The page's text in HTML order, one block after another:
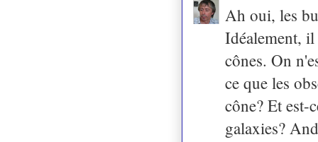
Ah oui, les
Idéalement,
cônes. On
ce que les
cône? Et est-
galaxies?